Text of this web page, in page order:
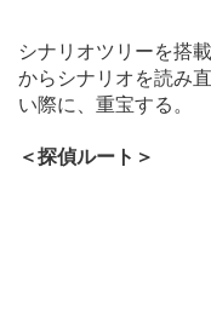
シナリオツリーを搭
からシナリオを読み
い際に、重宝する。
＜探偵ルート＞